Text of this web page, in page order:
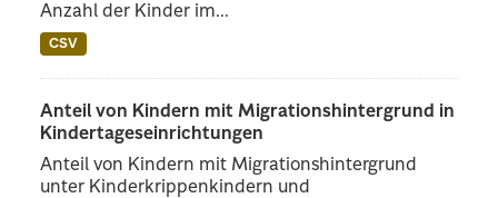
Anzahl der Kinder im...
CSV
Anteil von Kindern mit Migrationshintergrund in
Kindertageseinrichtungen
Anteil von Kindern mit Migrationshintergrund
unter Kinderkrippenkindern und